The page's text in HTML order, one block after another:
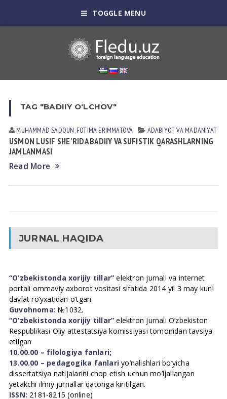
TOGGLE MENU
TAG "BADIIY O‘LCHOV"
MUHAMMAD SADOUN,FOTIMA ERIMMATOVA АDАBIYOT VА MАDАNIYAT
USMON LUSIF SHE’RIDA BADIIY VA SUFISTIK QARASHLARNING
JAMLANMASI
Read More
JURNAL HAQIDA
“O’zbekistonda xorijiy tillar” elektron jurnali va internet
portali ommaviy axborot vositasi sifatida 2014 yil 3 may kuni
davlat ro’yxatidan o’tgan.
Guvohnoma: №1032.
“O’zbekistonda xorijiy tillar” elektron jurnali O’zbekiston
Respublikasi Oliy attestatsiya komissiyasi tomonidan tavsiya
etilgan
10.00.00 – filologiya fanlari;
13.00.00 – pedagogika fanlari yo’nalishlari bo’yicha
dissertatsiya natijalarini chop etish uchun mo’ljallangan
yetakchi ilmiy jurnallar qatoriga kiritilgan.
ISSN: 2181-8215 (online)